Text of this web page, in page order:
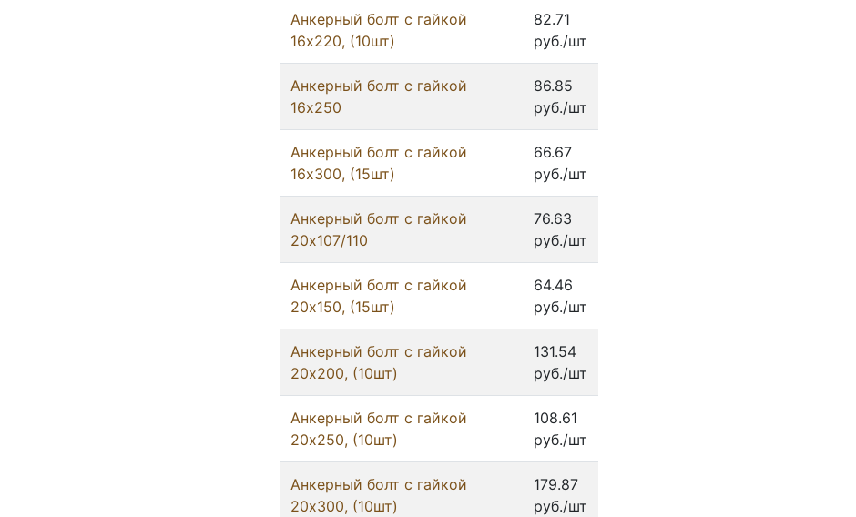
Анкерный болт с гайкой
16x220, (10шт)
82.71
руб./шт
Анкерный болт с гайкой
16x250
86.85
руб./шт
Анкерный болт с гайкой
16x300, (15шт)
66.67
руб./шт
Анкерный болт с гайкой
20x107/110
76.63
руб./шт
Анкерный болт с гайкой
20x150, (15шт)
64.46
руб./шт
Анкерный болт с гайкой
20x200, (10шт)
131.54
руб./шт
Анкерный болт с гайкой
20x250, (10шт)
108.61
руб./шт
Анкерный болт с гайкой
20x300, (10шт)
179.87
руб./шт